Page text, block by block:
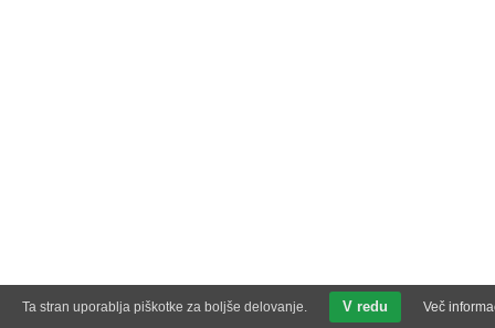
Ta stran uporablja piškotke za boljše delovanje. V redu Več